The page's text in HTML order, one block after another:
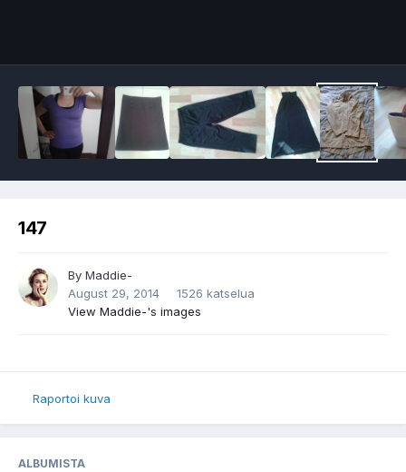
147
By Maddie-
August 29, 2014
1526 katselua
View Maddie-'s images
Raportoi kuva
ALBUMISTA